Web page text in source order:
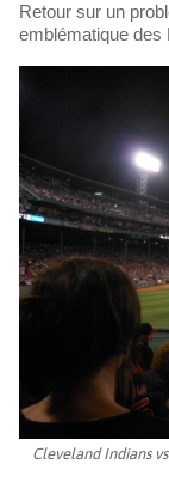
Retour sur un
emblématique des
Cleveland Indians